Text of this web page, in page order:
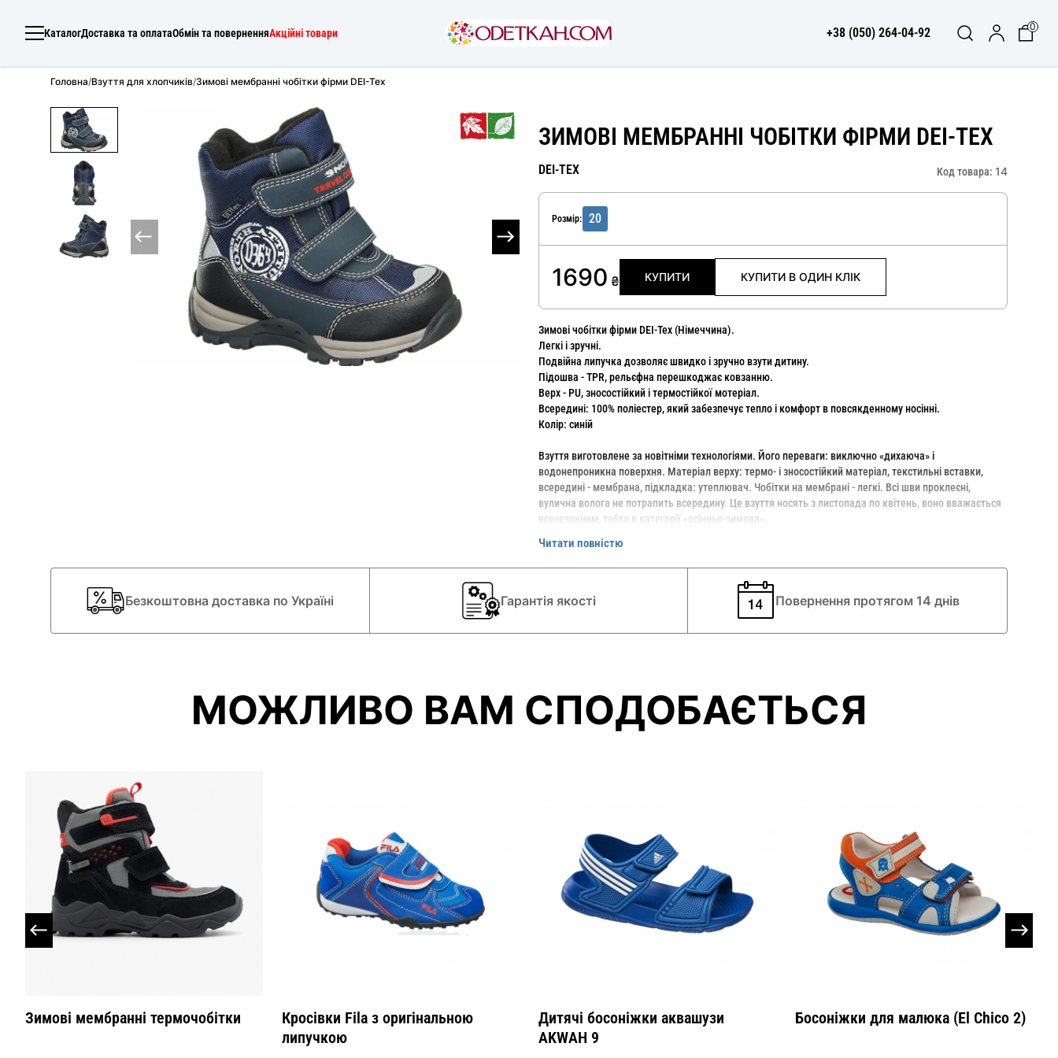
КаталогДоставка та оплатаОбмін та поверненняАкційні товари +38 (050) 264-04-92 0
Головна/Взуття для хлопчиків/Зимові мембранні чобітки фірми DEI-Tex
ЗИМОВІ МЕМБРАННІ ЧОБІТКИ ФІРМИ DEI-TEX
DEI-TEX Код товара: 14
Розмір: 20
1690 ₴ КУПИТИ КУПИТИ В ОДИН КЛІК
Зимові чобітки фірми DEI-Tex (Німеччина).
Легкі і зручні.
Подвійна липучка дозволяє швидко і зручно взути дитину.
Підошва - TPR, рельєфна перешкоджає ковзанню.
Верх - PU, зносостійкий і термостійкої мотеріал.
Всередині: 100% поліестер, який забезпечує тепло і комфорт в повсякденному носінні.
Колір: синій
Взуття виготовлене за новітніми технологіями. Його переваги: ​​виключно «дихаюча» і
водонепроникна поверхня. Матеріал верху: термо- і зносостійкий матеріал, текстильні вставки,
всередині - мембрана, підкладка: утеплювач. Чобітки на мембрані - легкі. Всі шви проклеєні,
вулична волога не потрапить всередину. Це взуття носять з листопада по квітень, воно вважається
всесезонним, тобто в категорії «осінньо-зимова».
Читати повністю
Безкоштовна доставка по Україні Гарантія якості Повернення протягом 14 днів
МОЖЛИВО ВАМ СПОДОБАЄТЬСЯ
Зимові мембранні термочобітки
Кросівки Fila з оригінальною
липучкою
Дитячі босоніжки аквашузи
AKWAH 9
Босоніжки для малюка (El Chico 2)